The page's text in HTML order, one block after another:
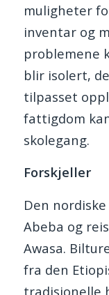
muligheter
inventar og
problemene
blir isolert,
tilpasset
fattigdom
skolegang.
Forskjeller
Den
Abeba og
Awasa.
fra den
tradisjonelle